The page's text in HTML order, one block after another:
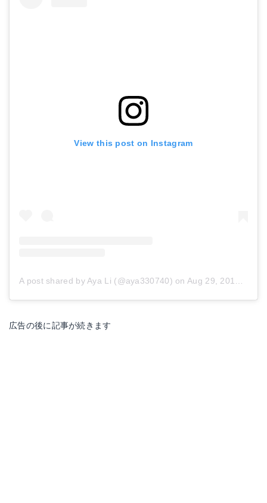
View this post on Instagram
A post shared by Aya Li (@aya330740) on Aug 29, 2017 at 12:53am PDT
広告の後に記事が続きます